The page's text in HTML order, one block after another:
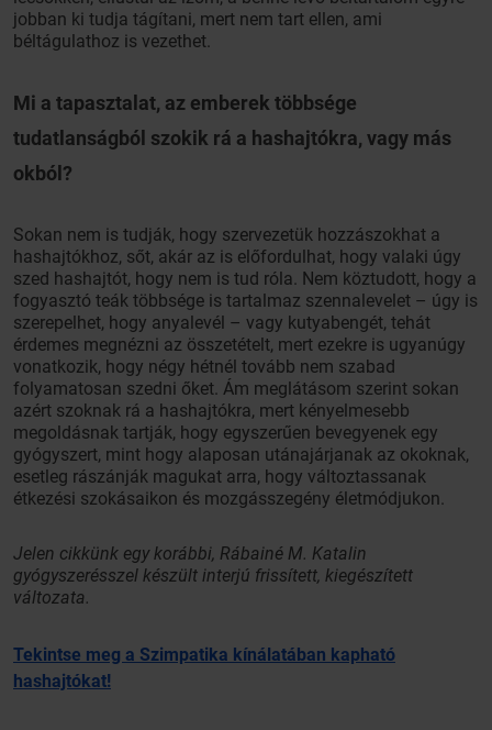
jobban ki tudja tágítani, mert nem tart ellen, ami
béltágulathoz is vezethet.
Mi a tapasztalat, az emberek többsége
tudatlanságból szokik rá a hashajtókra, vagy más
okból?
Sokan nem is tudják, hogy szervezetük hozzászokhat a
hashajtókhoz, sőt, akár az is előfordulhat, hogy valaki úgy
szed hashajtót, hogy nem is tud róla. Nem köztudott, hogy a
fogyasztó teák többsége is tartalmaz szennalevelet – úgy is
szerepelhet, hogy anyalevél – vagy kutyabengét, tehát
érdemes megnézni az összetételt, mert ezekre is ugyanúgy
vonatkozik, hogy négy hétnél tovább nem szabad
folyamatosan szedni őket. Ám meglátásom szerint sokan
azért szoknak rá a hashajtókra, mert kényelmesebb
megoldásnak tartják, hogy egyszerűen bevegyenek egy
gyógyszert, mint hogy alaposan utánajárjanak az okoknak,
esetleg rászánják magukat arra, hogy változtassanak
étkezési szokásaikon és mozgásszegény életmódjukon.
Jelen cikkünk egy korábbi, Rábainé M. Katalin
gyógyszerésszel készült interjú frissített, kiegészített
változata.
Tekintse meg a Szimpatika kínálatában kapható
hashajtókat!